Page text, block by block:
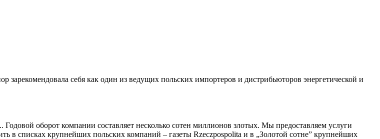
зарекомендовала себя как один из ведущих польских импортеров и дистрибьюторов энергетической и
оборот компании составляет несколько сотен миллионов злотых. Мы предоставляем услуги
в списках крупнейших польских компаний – газеты Rzeczpospolita и в „Золотой сотне” крупнейших